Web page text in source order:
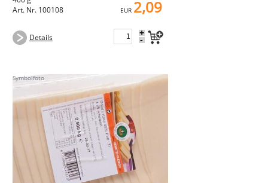
Art. Nr. 100108
EUR 2,09
Details +
-